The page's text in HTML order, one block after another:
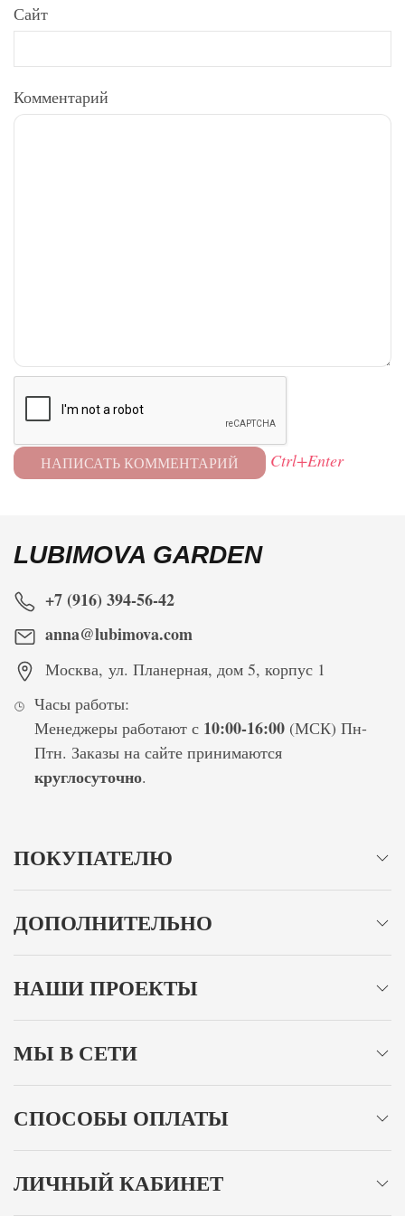
Сайт
Комментарий
Ctrl+Enter
LUBIMOVA GARDEN
+7 (916) 394-56-42
anna@lubimova.com
Москва, ул. Планерная, дом 5, корпус 1
Часы работы:
Менеджеры работают с 10:00-16:00(МСК) Пн-
Птн. Заказы на сайте принимаются
круглосуточно.
ПОКУПАТЕЛЮ
ДОПОЛНИТЕЛЬНО
НАШИ ПРОЕКТЫ
МЫ В СЕТИ
СПОСОБЫ ОПЛАТЫ
ЛИЧНЫЙ КАБИНЕТ